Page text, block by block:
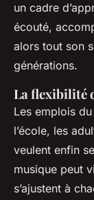
un cadre
écouté,
alors tout son
générations.
La flexibilité
Les emplois
l’école, les
veulent enfin
musique peut
s’ajustent à